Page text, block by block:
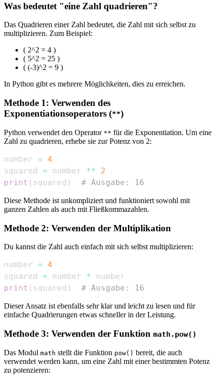
Was bedeutet "eine Zahl quadrieren"?
Das Quadrieren einer Zahl bedeutet, die Zahl mit sich selbst zu
multiplizieren. Zum Beispiel:
( 2^2 = 4 )
( 5^2 = 25 )
( (-3)^2 = 9 )
In Python gibt es mehrere Möglichkeiten, dies zu erreichen.
Methode 1: Verwenden des
Exponentiationsoperators (**)
Python verwendet den Operator ** für die Exponentiation. Um eine
Zahl zu quadrieren, erhebe sie zur Potenz von 2:
number = 4
squared = number **
2
print ( squared ) # Ausgabe: 16
Diese Methode ist unkompliziert und funktioniert sowohl mit
ganzen Zahlen als auch mit Fließkommazahlen.
Methode 2: Verwenden der Multiplikation
Du kannst die Zahl auch einfach mit sich selbst multiplizieren:
number = 4
squared = number *
print ( squared ) # Ausgabe: 16
Dieser Ansatz ist ebenfalls sehr klar und leicht zu lesen und für
einfache Quadrierungen etwas schneller in der Leistung.
Methode 3: Verwenden der Funktion math.pow()
Das Modul math stellt die Funktion pow() bereit, die auch
verwendet werden kann, um eine Zahl mit einer bestimmten Potenz
zu potenzieren: